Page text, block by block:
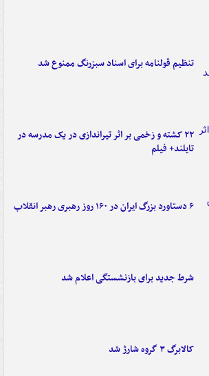
تنظیم قولنامه برای اسناد سبزرنگ ممنوع شد
۲۲ کشته و زخمی بر اثر تیراندازی در یک مدرسه در
تایلند+ فیلم
۶ دستاورد بزرگ ایران در ۱۶۰ روز رهبری رهبر انقلاب
شرط جدید برای بازنشستگی اعلام شد
کالابرگ ۳ گروه شارژ شد